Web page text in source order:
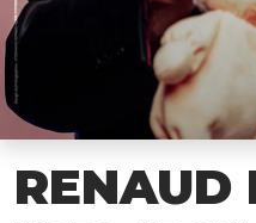
RENAUD